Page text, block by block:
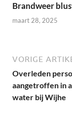
Brandweer
maart 28, 2025
VORIGE
Overleden
aangetroffen in
water bij Wijhe